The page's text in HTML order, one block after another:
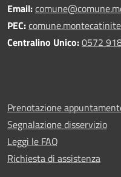
Email:
PEC:
Centralino Unico:0572
Prenotazione
Segnalazione disservizio
Leggi le FAQ
Richiesta di assistenza